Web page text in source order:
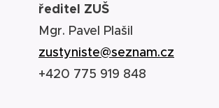
ředitel ZUŠ
Mgr. Pavel Plašil
zustyniste@seznam.cz
+420 775 919 848